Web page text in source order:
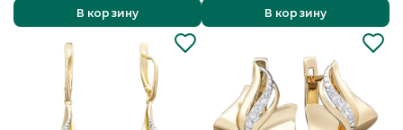
В корзину
В корзину